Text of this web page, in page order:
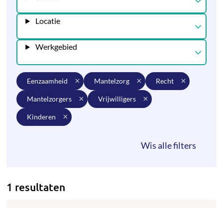
Locatie
Werkgebied
eenzaamheid mantelzorg recht
mantelzorgers vrijwilligers
kinderen
1 resultaten